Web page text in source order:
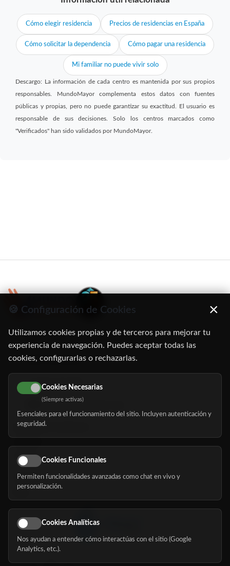
Cómo elegir residencia Precios de residencias en España
Cómo solicitar la dependencia Cómo pagar una residencia
Mi familiar no puede vivir solo
Descargo: La información de cada centro es mantenida por sus propios
responsables. MundoMayor complementa estos datos con fuentes
públicas y propias, pero no puede garantizar su exactitud. El usuario es
responsable de sus decisiones. Solo los centros marcados como
"Verificados" han sido validados por MundoMayor.
C/ Oruro, 11. 28016 Madrid
91 345 06 26
616 113 103
hola@mundomayor.com
Buscador de residencias
Eventos
Nosotros
Síguenos
🍪 Configuración de Cookies ×
Utilizamos cookies propias y de terceros para mejorar tu
experiencia de navegación. Puedes aceptar todas las
cookies, configurarlas o rechazarlas.
Cookies Necesarias
(Siempre activas)
Esenciales para el funcionamiento del sitio. Incluyen autenticación y
seguridad.
Cookies Funcionales
Permiten funcionalidades avanzadas como chat en vivo y
personalización.
Cookies Analíticas
Nos ayudan a entender cómo interactúas con el sitio (Google
Analytics, etc.).